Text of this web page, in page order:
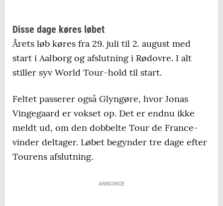
Disse dage køres løbet
Årets løb køres fra 29. juli til 2. august med
start i Aalborg og afslutning i Rødovre. I alt
stiller syv World Tour-hold til start.
Feltet passerer også Glyngøre, hvor Jonas
Vingegaard er vokset op. Det er endnu ikke
meldt ud, om den dobbelte Tour de France-
vinder deltager. Løbet begynder tre dage efter
Tourens afslutning.
ANNONCE